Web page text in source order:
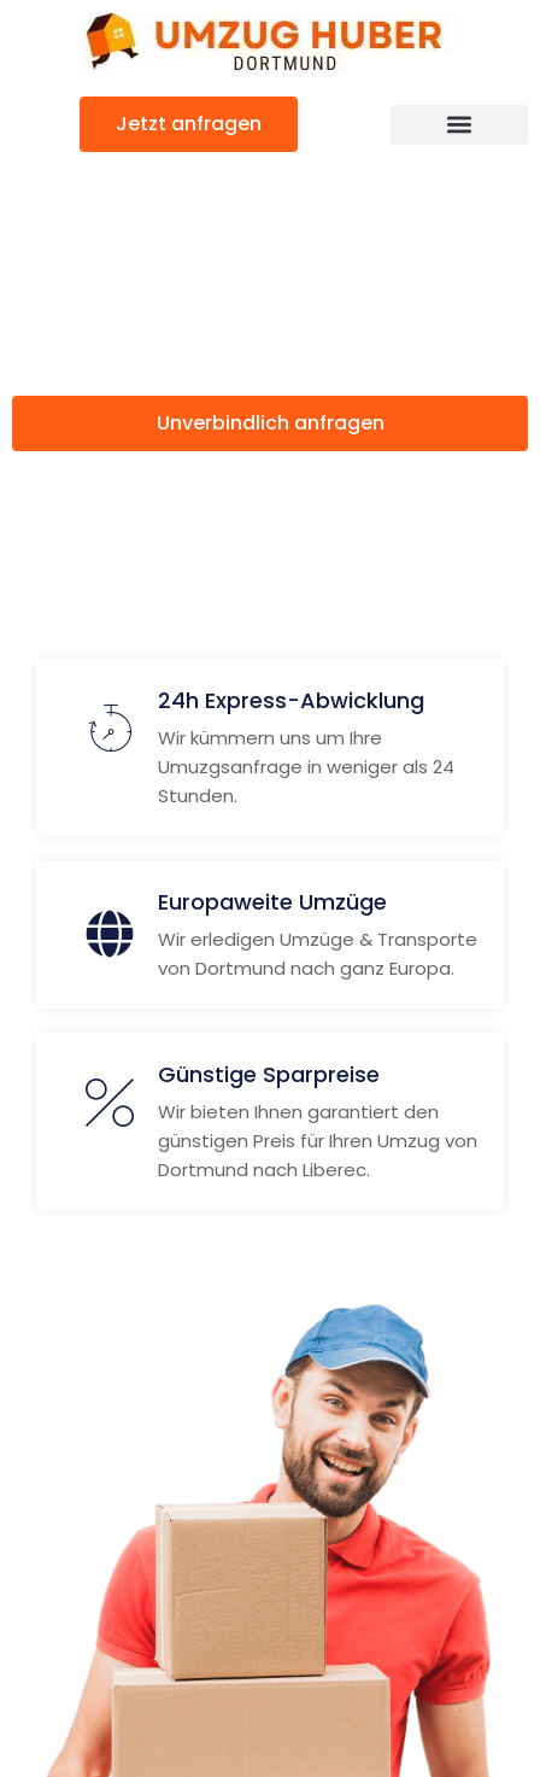
Jetzt anfragen
Unverbindlich anfragen
24h Express-Abwicklung
Wir kümmern uns um Ihre
Umuzgsanfrage in weniger als 24
Stunden.
Europaweite Umzüge
Wir erledigen Umzüge & Transporte
von Dortmund nach ganz Europa.
Günstige Sparpreise
Wir bieten Ihnen garantiert den
günstigen Preis für Ihren Umzug von
Dortmund nach Liberec.